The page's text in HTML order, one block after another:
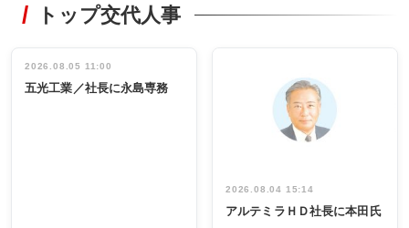
非鉄業界で
インタビュ
ー／社内ア
タックトレー
祝う 業界関
係者ら220人
出席
トップ交代人事
2026.08.05 11:00
五光工業／社長に永島専務
2026.08.04 15:14
アルテミラＨＤ社長に本田氏